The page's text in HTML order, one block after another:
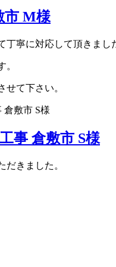
市 M様
丁寧に対応して頂きまし
。
せて下さい。
事 倉敷市 S様
だきました。